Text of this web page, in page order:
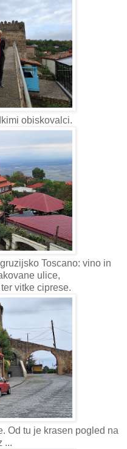
obiskovalci.
Toscano: vino in
ulice,
vitke ciprese.
Od tu je krasen pogled na
...